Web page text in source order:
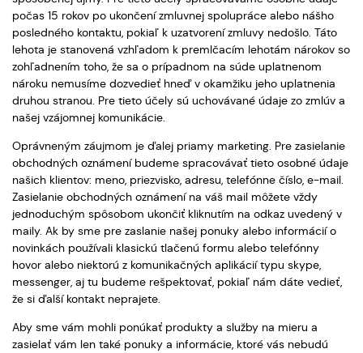
počas 15 rokov po ukončení zmluvnej spolupráce alebo nášho
posledného kontaktu, pokiaľ k uzatvorení zmluvy nedošlo. Táto
lehota je stanovená vzhľadom k premlčacím lehotám nárokov so
zohľadnením toho, že sa o prípadnom na súde uplatnenom
nároku nemusíme dozvedieť hneď v okamžiku jeho uplatnenia
druhou stranou. Pre tieto účely sú uchovávané údaje zo zmlúv a
našej vzájomnej komunikácie.
Oprávneným záujmom je ďalej priamy marketing. Pre zasielanie
obchodných oznámení budeme spracovávať tieto osobné údaje
našich klientov: meno, priezvisko, adresu, telefónne číslo, e-mail.
Zasielanie obchodných oznámení na váš mail môžete vždy
jednoduchým spôsobom ukončiť kliknutím na odkaz uvedený v
maily. Ak by sme pre zaslanie našej ponuky alebo informácií o
novinkách používali klasickú tlačenú formu alebo telefónny
hovor alebo niektorú z komunikačných aplikácií typu skype,
messenger, aj tu budeme rešpektovať, pokiaľ nám dáte vedieť,
že si ďalší kontakt neprajete.
Aby sme vám mohli ponúkať produkty a služby na mieru a
zasielať vám len také ponuky a informácie, ktoré vás nebudú